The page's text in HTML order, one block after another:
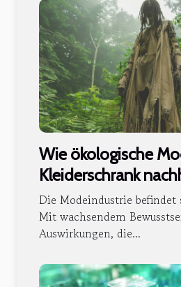
Wie ökologische
Kleiderschrank
verändert
Die Modeindustrie
Mit wachsendem
Auswirkungen, die...